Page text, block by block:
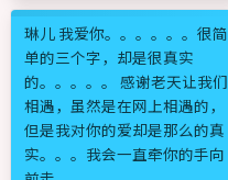
琳儿 我爱你。。。。。。很简
单的三个字，却是很真实
的。。。。。 感谢老天让我们
相遇，虽然是在网上相遇的，
但是我对你的爱却是那么的真
实。。。我会一直牵你的手向